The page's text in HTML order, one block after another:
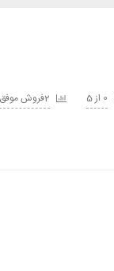
0 از 5 2فروش موفق